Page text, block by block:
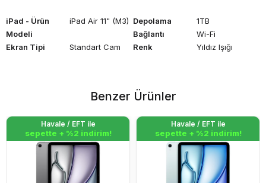
iPad - Ürün
Modeli
iPad Air 11" (M3) Depolama
1TB
Bağlantı
Wi-Fi
Ekran Tipi
Standart Cam Renk Yıldız Işığı
Benzer Ürünler
Havale / EFT ile
sepette + %2 indirim!
Havale / EFT ile
sepette + %2 indirim!